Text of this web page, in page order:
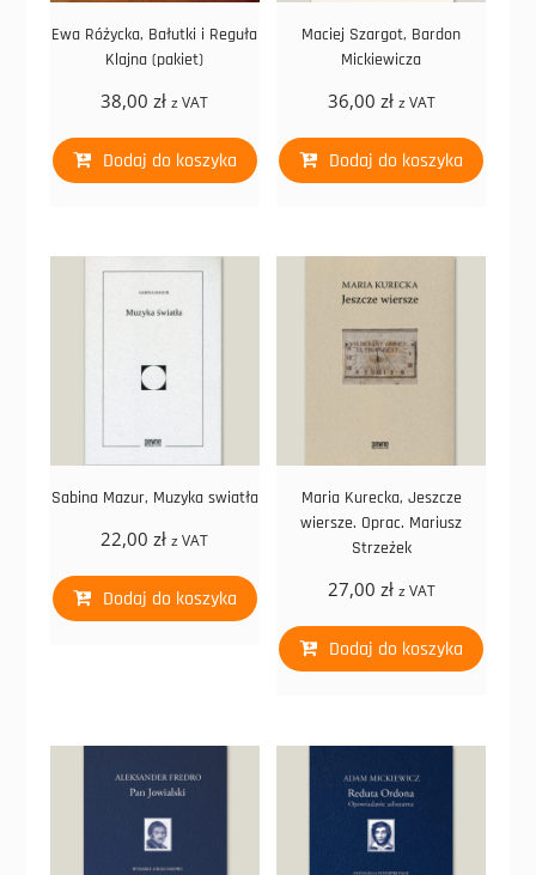
Ewa Różycka, Bałutki i Reguła
Klajna (pakiet)
38,00zł z VAT
Dodaj do koszyka
Maciej Szargot, Bardon
Mickiewicza
36,00 zł z VAT
Dodaj do koszyka
Sabina Mazur, Muzyka swiatła
22,00zł z VAT
Dodaj do koszyka
Maria Kurecka, Jeszcze
wiersze. Oprac. Mariusz
Strzeżek
27,00 zł z VAT
Dodaj do koszyka